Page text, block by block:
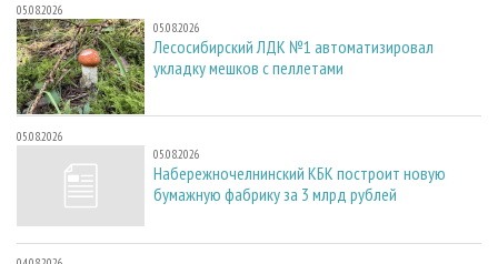
05.08.2026
05.08.2026
Лесосибирский ЛДК №1 автоматизировал
укладку мешков с пеллетами
05.08.2026
05.08.2026
Набережночелнинский КБК построит новую
бумажную фабрику за 3 млрд рублей